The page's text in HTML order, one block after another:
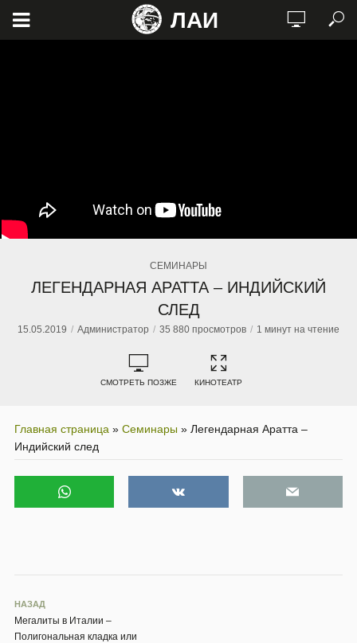
ЛАИ
СЕМИНАРЫ
ЛЕГЕНДАРНАЯ АРАТТА – ИНДИЙСКИЙ
СЛЕД
15.05.2019 Администратор 35 880 просмотров 1 минут на чтение
СМОТРЕТЬ ПОЗЖЕ КИНОТЕАТР
Главная страница » Семинары » Легендарная Аратта –
Индийский след
НАЗАД
Мегалиты в Италии –
Полигональная кладка или